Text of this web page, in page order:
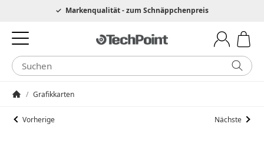
Hotline 0049 6205 3079975Markenqualität - zum Schnäppchenpreis
/ Grafikkarten
Vorherige Nächste